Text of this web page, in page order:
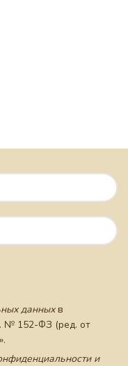
данныхв
№ 152-ФЗ (ред. от
и